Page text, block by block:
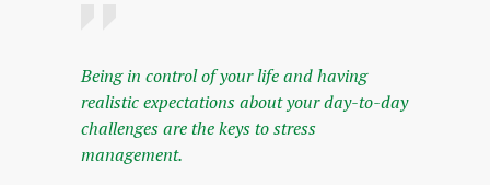
Being in control of your life and having
realistic expectations about your day-to-day
challenges are the keys to stress
management.